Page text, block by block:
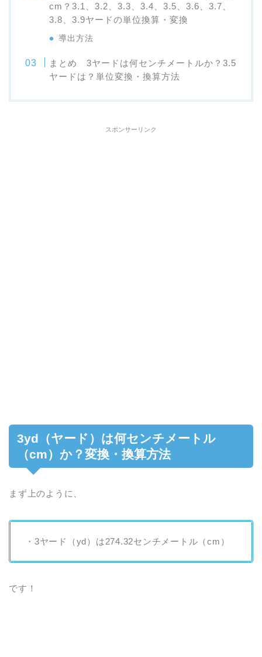
cm？3.1、3.2、3.3、3.4、3.5、3.6、3.7、
3.8、3.9ヤードの単位換算・変換
導出方法
まとめ 3ヤードは何センチメートルか？3.5
ヤードは？単位変換・換算方法
スポンサーリンク
3yd（ヤード）は何センチメートル
（cm）か？変換・換算方法
まず上のように、
・3ヤード（yd）は274.32センチメートル（cm）
です！